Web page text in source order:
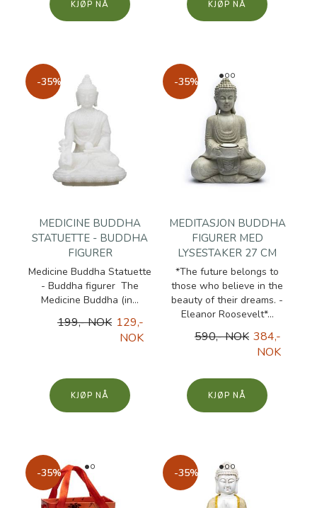
KJØP KJØP
-35%
MEDICINE BUDDHA
STATUETTE - BUDDHA
FIGURER
Medicine Buddha Statuette
- Buddha figurer The
Medicine Buddha (in...
199,- NOK 129,-
NOK
KJØP
-35%
MEDITASJON BUDDHA
FIGURER MED
LYSESTAKER 27 CM
*The future belongs to
those who believe in the
beauty of their dreams. -
Eleanor Roosevelt*...
590,- NOK 384,-
NOK
KJØP
-35% -35%